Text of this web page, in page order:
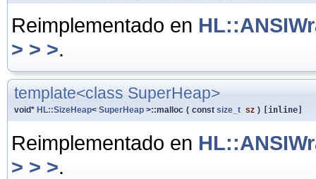
Reimplementado en
> > >.
template<class SuperHeap>
void* HL::SizeHeap< SuperHeap >::malloc ( const size_t sz ) [inline]
Reimplementado en
> > >.